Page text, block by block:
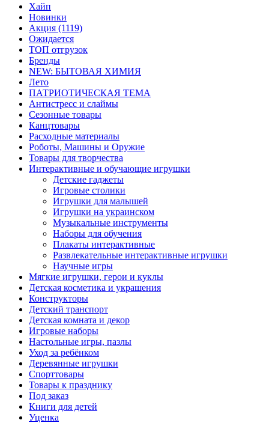
Хайп
Новинки
Акция (1119)
Ожидается
ТОП отгрузок
Бренды
NEW: БЫТОВАЯ ХИМИЯ
Лето
ПАТРИОТИЧЕСКАЯ ТЕМА
Антистресс и слаймы
Сезонные товары
Канцтовары
Расходные материалы
Роботы, Машины и Оружие
Товары для творчества
Интерактивные и обучающие игрушки
Детские гаджеты
Игровые столики
Игрушки для малышей
Игрушки на украинском
Музыкальные инструменты
Наборы для обучения
Плакаты интерактивные
Развлекательные интерактивные игрушки
Научные игры
Мягкие игрушки, герои и куклы
Детская косметика и украшения
Конструкторы
Детский транспорт
Детская комната и декор
Игровые наборы
Настольные игры, пазлы
Уход за ребёнком
Деревянные игрушки
Спорттовары
Товары к празднику
Под заказ
Книги для детей
Уценка